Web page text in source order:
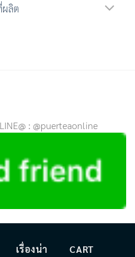
ลิต
: @puerteaonline
เรื่องน่า
CART